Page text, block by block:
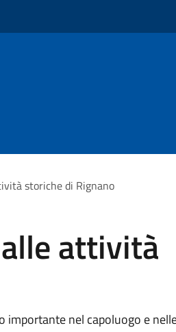
storiche di Rignano
attività
importante nel capoluogo e